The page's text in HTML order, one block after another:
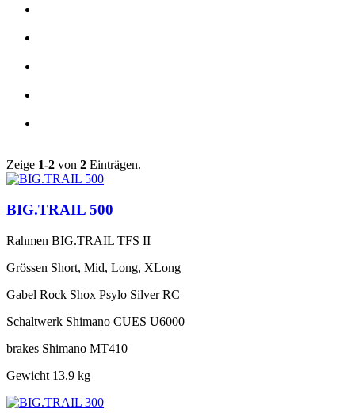
Zeige 1-2 von 2 Einträgen.
BIG.TRAIL 500
Rahmen BIG.TRAIL TFS II
Grössen Short, Mid, Long, XLong
Gabel Rock Shox Psylo Silver RC
Schaltwerk Shimano CUES U6000
brakes Shimano MT410
Gewicht 13.9 kg